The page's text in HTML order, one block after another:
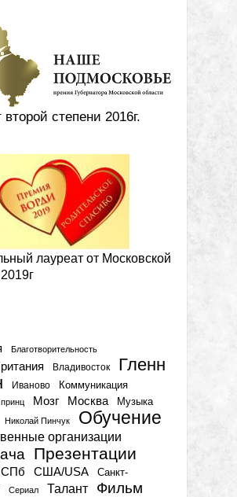
второй степени 2016г.
лауреат от Московской
Благотворительность
Владивосток
Гленн
Иваново Коммуникация
Мозг Москва Музыка
Николай Пинчук Обучение
организации
Презентации
СПб США/USA
Санкт-
Сериал Талант Фильм